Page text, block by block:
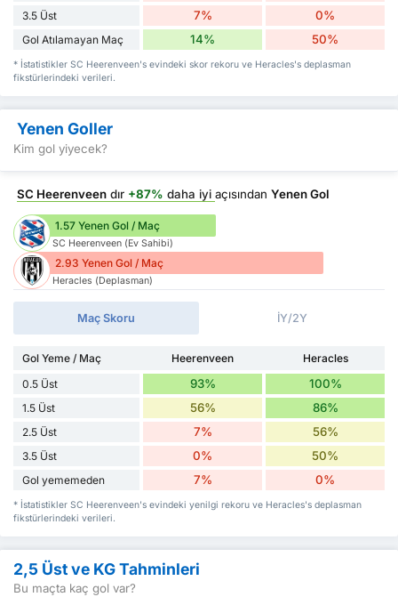
3.5 Üst 7% 0%
Gol Atılamayan Maç 14% 50%
* İstatistikler SC Heerenveen's evindeki skor rekoru ve Heracles's deplasman
fikstürlerindeki verileri.
Yenen Goller
Kim gol yiyecek?
SC Heerenveen dır +87% daha iyi açısından Yenen Gol
1.57 Yenen Gol / Maç
SC Heerenveen (Ev Sahibi)
2.93 Yenen Gol / Maç
Heracles (Deplasman)
Maç Skoru İY/2Y
Gol Yeme / Maç Heerenveen
Heracles
0.5 Üst
93% 100%
1.5 Üst 56% 86%
2.5 Üst 7% 56%
3.5 Üst 0% 50%
Gol yememeden 7% 0%
* İstatistikler SC Heerenveen's evindeki yenilgi rekoru ve Heracles's deplasman
fikstürlerindeki verileri.
2,5 Üst ve KG Tahminleri
Bu maçta kaç gol var?